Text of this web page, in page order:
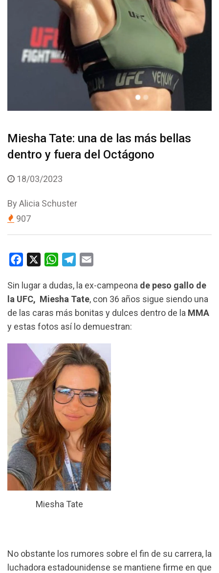
Miesha Tate: una de las más bellas
dentro y fuera del Octágono
18/03/2023
By Alicia Schuster
907
c
e
b
o
o
W
a
t
s
A
p
p
l
e
g
r
a
m
a
i
l
Sin lugar a dudas, la ex-campeona de peso gallo de
la UFC, Miesha Tate, con 36 años sigue siendo una
de las caras más bonitas y dulces dentro de la MMA
y estas fotos así lo demuestran:
Miesha Tate
No obstante los rumores sobre el fin de su carrera, la
luchadora estadounidense se mantiene firme en que